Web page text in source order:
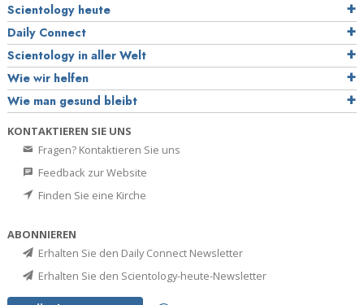
Scientology heute
Daily Connect
Scientology in aller Welt
Wie wir helfen
Wie man gesund bleibt
KONTAKTIEREN SIE UNS
Fragen? Kontaktieren Sie uns
Feedback zur Website
Finden Sie eine Kirche
ABONNIEREN
Erhalten Sie den Daily Connect Newsletter
Erhalten Sie den Scientology-heute-Newsletter